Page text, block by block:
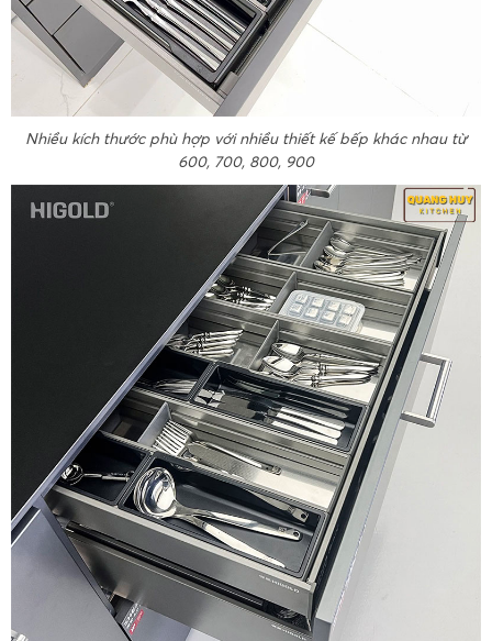
Nhiều kích thước phù hợp với nhiều thiết kế bếp khác nhau từ
600, 700, 800, 900